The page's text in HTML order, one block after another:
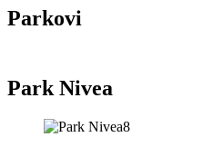
Parkovi
Park Nivea